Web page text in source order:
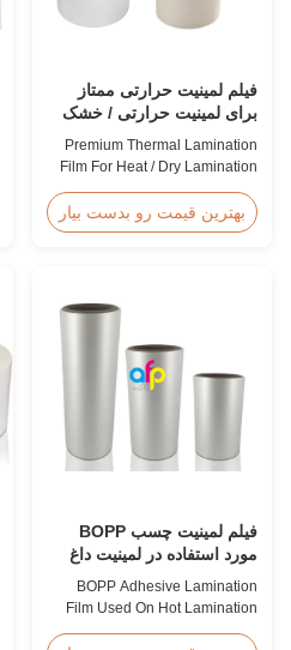
فیلم لمینیت حرارتی ممتاز
برای لمینیت حرارتی / خشک
۱۲ - ۳۵۰ میکرون
Premium Thermal Lamination
Film For Heat / Dry Lamination
Lamination Use Premium
Laminating Roll Thermal
Specification Material BOPP
Polypropylene) Film Thickness
بهترین قیمت رو بدست بیار
فیلم لمینیت چسب BOPP
مورد استفاده در لمینیت داغ
BOPP Adhesive Lamination
Film Used On Hot Lamination